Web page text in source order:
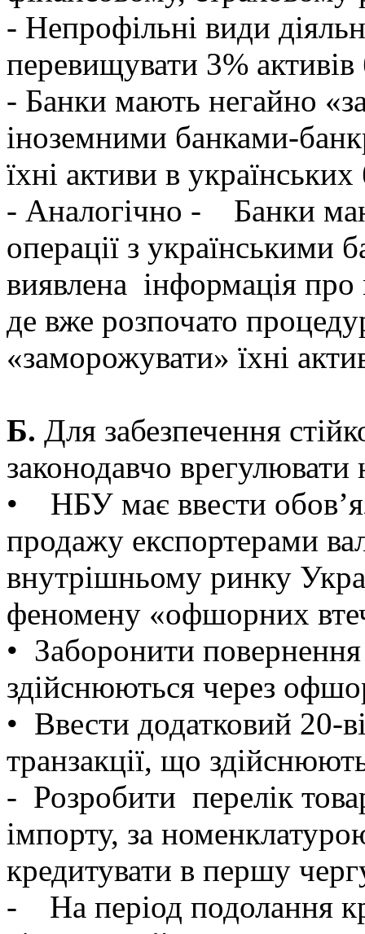
- Непрофільні види
перевищувати 3% активів
- Банки мають негайно
іноземними банками-
їхні активи в
- Аналогічно - Банки
операції з українськими
виявлена інформація про
де вже розпочато
«заморожувати» їхні
Б. Для забезпечення
законодавчо
• НБУ має ввести
продажу експортерами
внутрішньому ринку
феномену «офшорних
• Заборонити
здійснюються через
• Ввести додатковий 20-
транзакції, що
- Розробити перелік
імпорту, за
кредитувати в першу
- На період подолання